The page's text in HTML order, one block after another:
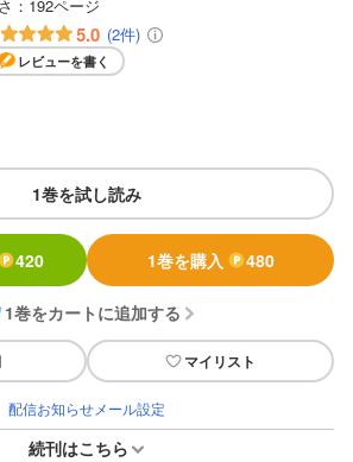
： 192ページ
5.0 (2件)
レビューを書く
1巻を試し読み
420 1巻を購入 480
1巻をカートに追加する
マイリスト
配信お知らせメール設定
続刊はこちら